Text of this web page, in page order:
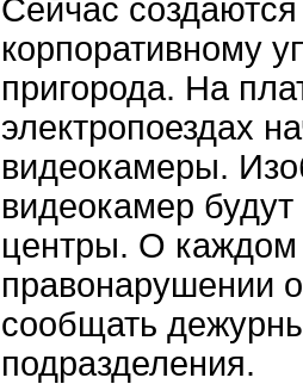
Сейчас
корпоративному
пригорода. На
электропоездах
видеокамеры.
видеокамер будут
центры. О
правонарушении
сообщать
подразделения.